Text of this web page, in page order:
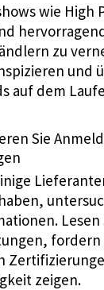
wie High
zu
und
auf dem
Sie
Lesen
fordern
zeigen.